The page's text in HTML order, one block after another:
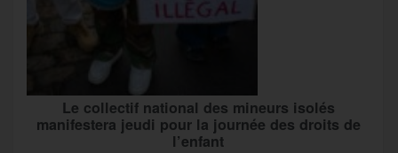
Le collectif national des mineurs isolés
manifestera jeudi pour la journée des droits de
l’enfant